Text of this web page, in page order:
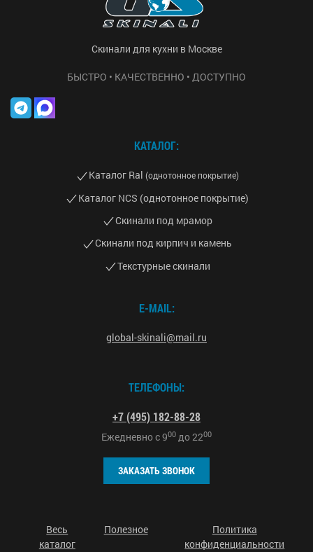
Скинали для кухни в Москве
БЫСТРО • КАЧЕСТВЕННО • ДОСТУПНО
КАТАЛОГ:
Каталог Ral (однотонное покрытие)
Каталог NCS (однотонное покрытие)
Скинали под мрамор
Скинали под кирпич и камень
Текстурные скинали
E-MAIL:
global-skinali@mail.ru
ТЕЛЕФОНЫ:
+7 (495) 182-88-28
Ежедневно с900 до2200
ЗАКАЗАТЬ ЗВОНОК
Весь
каталог
Полезное
Политика
конфиденциальности